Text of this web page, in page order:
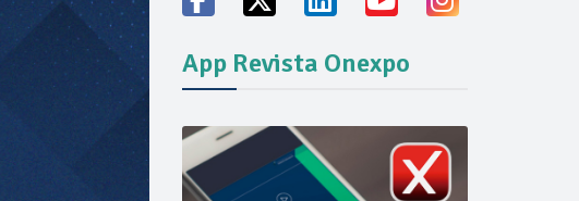
del mercado
App Revista Onexpo